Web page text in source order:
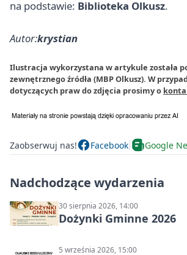
na podstawie: Biblioteka Olkusz.
Autor:krystian
Ilustracja wykorzystana w artykule została
zewnętrznego źródła (MBP Olkusz). W
dotyczących praw do zdjęcia prosimy o
Zaobserwuj nas! Facebook Google
Nadchodzące wydarzenia
30 sierpnia 2026, 14:00
Dożynki Gminne 2026
5 września 2026, 15:00